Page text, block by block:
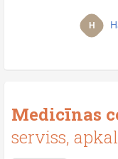
H
Medicīnas
serviss,